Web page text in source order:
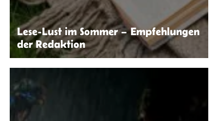
Lese-Lust im Sommer – Empfehlungen
der Redaktion